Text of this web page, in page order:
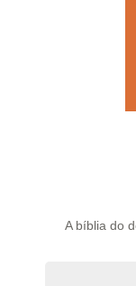
A bíblia do